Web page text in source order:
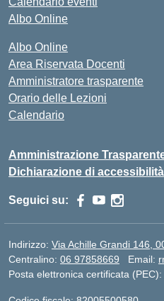
Albo Online
Albo Online
Area Riservata Docenti
Amministratore trasparente
Orario delle Lezioni
Calendario
Amministrazione
Dichiarazione di accessibilità
Seguici su:
Indirizzo: Via Achille Grandi 146,
Centralino: 06 97858669 Email:
Posta elettronica certificata (PEC):